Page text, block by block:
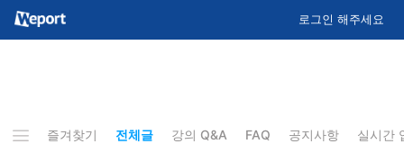
로그인 해주세요
즐겨찾기 전체글 강의 Q&A FAQ 공지사항 실시간